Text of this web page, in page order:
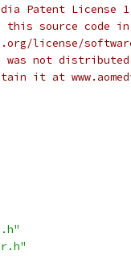
Patent License
source code in
license/
was not
it at